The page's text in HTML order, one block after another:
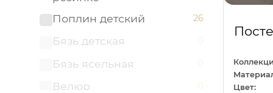
Поплин детский 26
Бязь детская 0
Бязь ясельная 0
Велюр 0
Цвет: